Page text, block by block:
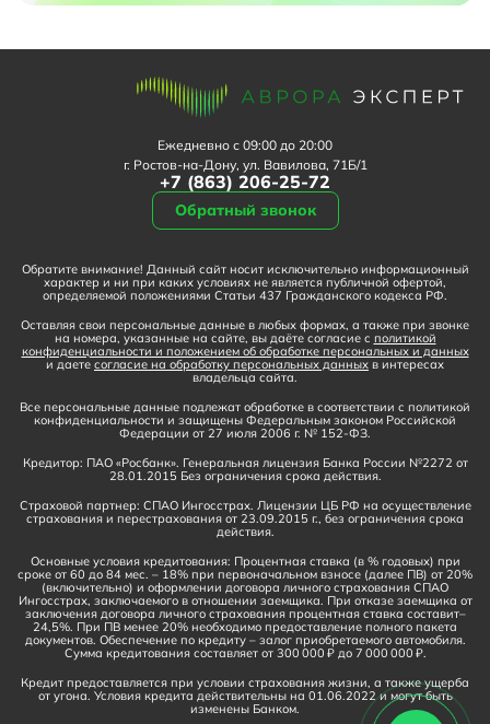
Ежедневно с 09:00 до 20:00
г. Ростов-на-Дону, ул. Вавилова, 71Б/1
+7 (863) 206-25-72
Обратный звонок
Обратите внимание! Данный сайт носит исключительно информационный
характер и ни при каких условиях не является публичной офертой,
определяемой положениями Статьи 437 Гражданского кодекса РФ.
Оставляя свои персональные данные в любых формах, а также при звонке
на номера, указанные на сайте, вы даёте согласие с политикой
конфиденциальности и положением об обработке персональных и данных
и даете согласие на обработку персональных данных в интересах
владельца сайта.
Все персональные данные подлежат обработке в соответствии с политикой
конфиденциальности и защищены Федеральным законом Российской
Федерации от 27 июля 2006 г. № 152-ФЗ.
Кредитор: ПАО «Росбанк». Генеральная лицензия Банка России №2272 от
28.01.2015 Без ограничения срока действия.
Страховой партнер: СПАО Ингосстрах. Лицензии ЦБ РФ на осуществление
страхования и перестрахования от 23.09.2015 г., без ограничения срока
действия.
Основные условия кредитования: Процентная ставка (в % годовых) при
сроке от 60 до 84 мес. – 18% при первоначальном взносе (далее ПВ) от 20%
(включительно) и оформлении договора личного страхования СПАО
Ингосстрах, заключаемого в отношении заемщика. При отказе заемщика от
заключения договора личного страхования процентная ставка составит–
24,5%. При ПВ менее 20% необходимо предоставление полного пакета
документов. Обеспечение по кредиту – залог приобретаемого автомобиля.
Сумма кредитования составляет от 300 000 ₽ до 7 000 000 ₽.
Кредит предоставляется при условии страхования жизни, а также ущерба
от угона. Условия кредита действительны на 01.06.2022 и могут быть
изменены Банком.